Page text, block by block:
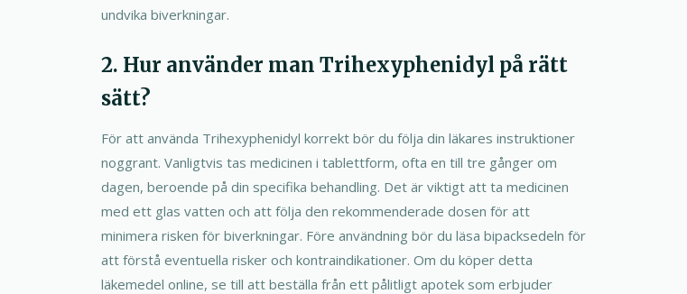
undvika biverkningar.
2. Hur använder man Trihexyphenidyl på rätt
sätt?
För att använda Trihexyphenidyl korrekt bör du följa din läkares instruktioner
noggrant. Vanligtvis tas medicinen i tablettform, ofta en till tre gånger om
dagen, beroende på din specifika behandling. Det är viktigt att ta medicinen
med ett glas vatten och att följa den rekommenderade dosen för att
minimera risken för biverkningar. Före användning bör du läsa bipacksedeln för
att förstå eventuella risker och kontraindikationer. Om du köper detta
läkemedel online, se till att beställa från ett pålitligt apotek som erbjuder